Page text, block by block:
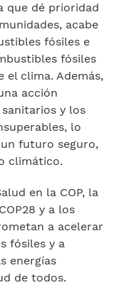
que dé prioridad
acabe
fósiles e
fósiles
el clima. Además,
acción
y los
lo
futuro seguro,
climático.
en la COP, la
y a los
a acelerar
fósiles y a
energías
de todos.